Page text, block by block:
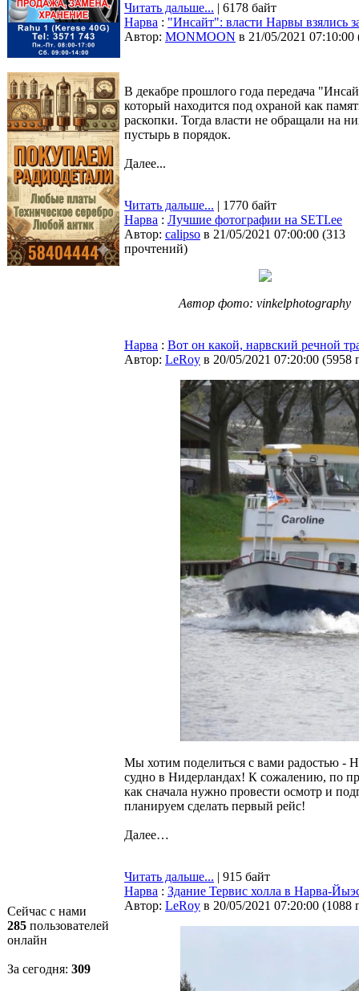
Сейчас с нами
285 пользователей
онлайн
За сегодня: 309
Читать дальше... | 6178 байт
Нарва : "Инсайт": власти Нарвы взялись
Автор: MONMOON в 21/05/2021 07:10:00
В декабре прошлого года передача
который находится под охраной как
раскопки. Тогда власти не обращали на
пустырь в порядок.
Далее...
Читать дальше... | 1770 байт
Нарва : Лучшие фотографии на SETI.ee
Автор: calipso в 21/05/2021 07:00:00 (313
прочтений)
Автор фото: vinkelphotography
Нарва : Вот он какой, нарвский речной
Автор: LeRoy в 20/05/2021 07:20:00 (5958
Мы хотим поделиться с вами радостью -
судно в Нидерландах! К сожалению, по
как сначала нужно провести осмотр и
планируем сделать первый рейс!
Далее…
Читать дальше... | 915 байт
Нарва : Здание Тервис холла в Нарва-
Автор: LeRoy в 20/05/2021 07:20:00 (1088